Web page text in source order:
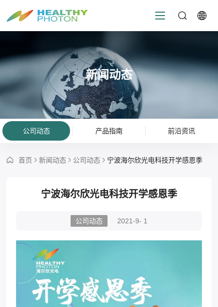
新闻动态
公司动态 产品指南 前沿资讯
首页 新闻动态 公司动态 宁波海尔欣光电科技开学感恩季
宁波海尔欣光电科技开学感恩季
公司动态 2021-9- 1